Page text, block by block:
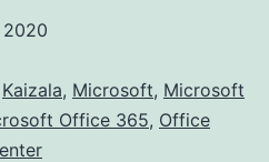
2020
Kaizala, Microsoft, Microsoft
Office 365, Office